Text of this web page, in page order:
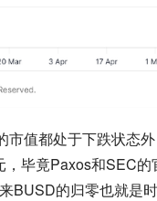
市值都处于下跌状态
，毕竟Paxos和SEC
BUSD的归零也就是